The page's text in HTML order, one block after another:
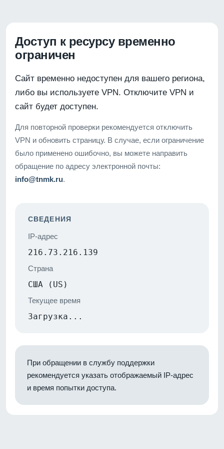
Доступ к ресурсу временно
ограничен
Сайт временно недоступен для вашего региона,
либо вы используете VPN. Отключите VPN и
сайт будет доступен.
Для повторной проверки рекомендуется отключить
VPN и обновить страницу. В случае, если ограничение
было применено ошибочно, вы можете направить
обращение по адресу электронной почты:
info@tnmk.ru.
СВЕДЕНИЯ
IP-адрес
216.73.216.139
Страна
США (US)
Текущее время
Загрузка...
При обращении в службу поддержки
рекомендуется указать отображаемый IP-адрес
и время попытки доступа.